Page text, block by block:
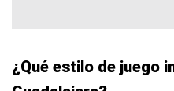
¿Qué estilo de juego